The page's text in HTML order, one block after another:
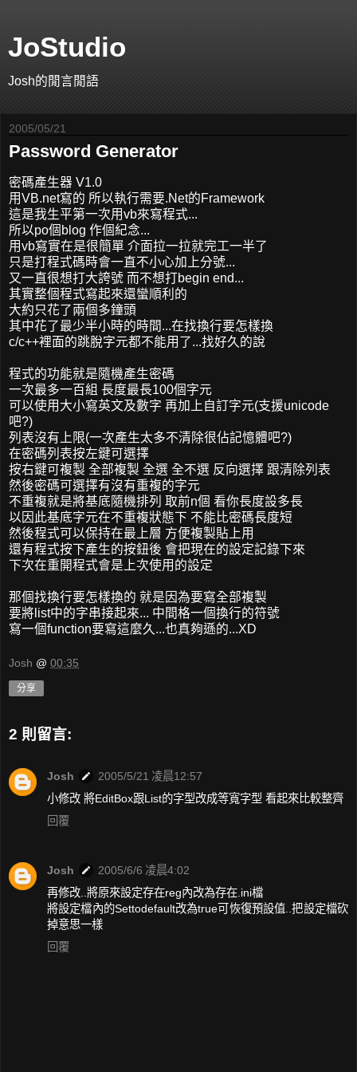
JoStudio
Josh的閒言閒語
2005/05/21
Password Generator
密碼產生器 V1.0
用VB.net寫的 所以執行需要.Net的Framework
這是我生平第一次用vb來寫程式...
所以po個blog 作個紀念...
用vb寫實在是很簡單 介面拉一拉就完工一半了
只是打程式碼時會一直不小心加上分號...
又一直很想打大誇號 而不想打begin end...
其實整個程式寫起來還蠻順利的
大約只花了兩個多鐘頭
其中花了最少半小時的時間...在找換行要怎樣換
c/c++裡面的跳脫字元都不能用了...找好久的說
程式的功能就是隨機產生密碼
一次最多一百組 長度最長100個字元
可以使用大小寫英文及數字 再加上自訂字元(支援unicode
吧?)
列表沒有上限(一次產生太多不清除很佔記憶體吧?)
在密碼列表按左鍵可選擇
按右鍵可複製 全部複製 全選 全不選 反向選擇 跟清除列表
然後密碼可選擇有沒有重複的字元
不重複就是將基底隨機排列 取前n個 看你長度設多長
以因此基底字元在不重複狀態下 不能比密碼長度短
然後程式可以保持在最上層 方便複製貼上用
還有程式按下產生的按鈕後 會把現在的設定記錄下來
下次在重開程式會是上次使用的設定
那個找換行要怎樣換的 就是因為要寫全部複製
要將list中的字串接起來... 中間格一個換行的符號
寫一個function要寫這麼久...也真夠遜的...XD
Josh @ 00:35
分享
2 則留言:
Josh
2005/5/21 凌晨12:57
小修改 將EditBox跟List的字型改成等寬字型 看起來比較整齊
回覆
Josh
2005/6/6 凌晨4:02
再修改..將原來設定存在reg內改為存在.ini檔
將設定檔內的Settodefault改為true可恢復預設值..把設定檔砍
掉意思一樣
回覆